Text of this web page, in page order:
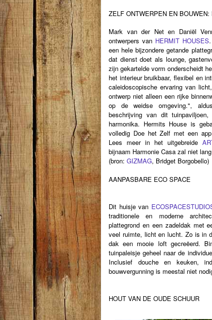
ZELF ONTWERPEN EN
Mark van der Net en Daniël
ontwerpers van HERMIT HOUSES
een hele bijzondere getande
dat dienst doet als lounge,
zijn gekartelde vorm onderscheidt
het interieur bruikbaar, flexibel en
caleidoscopische ervaring van
ontwerp niet alleen een rijke
op de weidse omgeving.",
beschrijving van dit
harmonika. Hermits House is
volledig Doe het Zelf met een
Lees meer in het uitgebreide
bijnaam Harmonie Casa zal niet
(bron: GIZMAG, Bridget Borgobello)
AANPASBARE ECO SPACE
Dit huisje van
traditionele en moderne
plattegrond en een zadeldak met
veel ruimte, licht en lucht. Zo is in
dak een mooie loft gecreëerd.
tuinpaleisje geheel naar de
Inclusief douche en keuken,
bouwvergunning is meestal niet
HOUT VAN DE OUDE SCHUUR